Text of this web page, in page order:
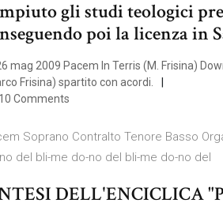
gli studi teologici
poi la licenza
mag 2009 Pacem In Terris (M. Frisina)
Frisina) spartito con acordi.
10 Comments
Soprano Contralto Tenore Basso
del bli-me do-no del bli-me do-no del
DELL'ENCICLICA